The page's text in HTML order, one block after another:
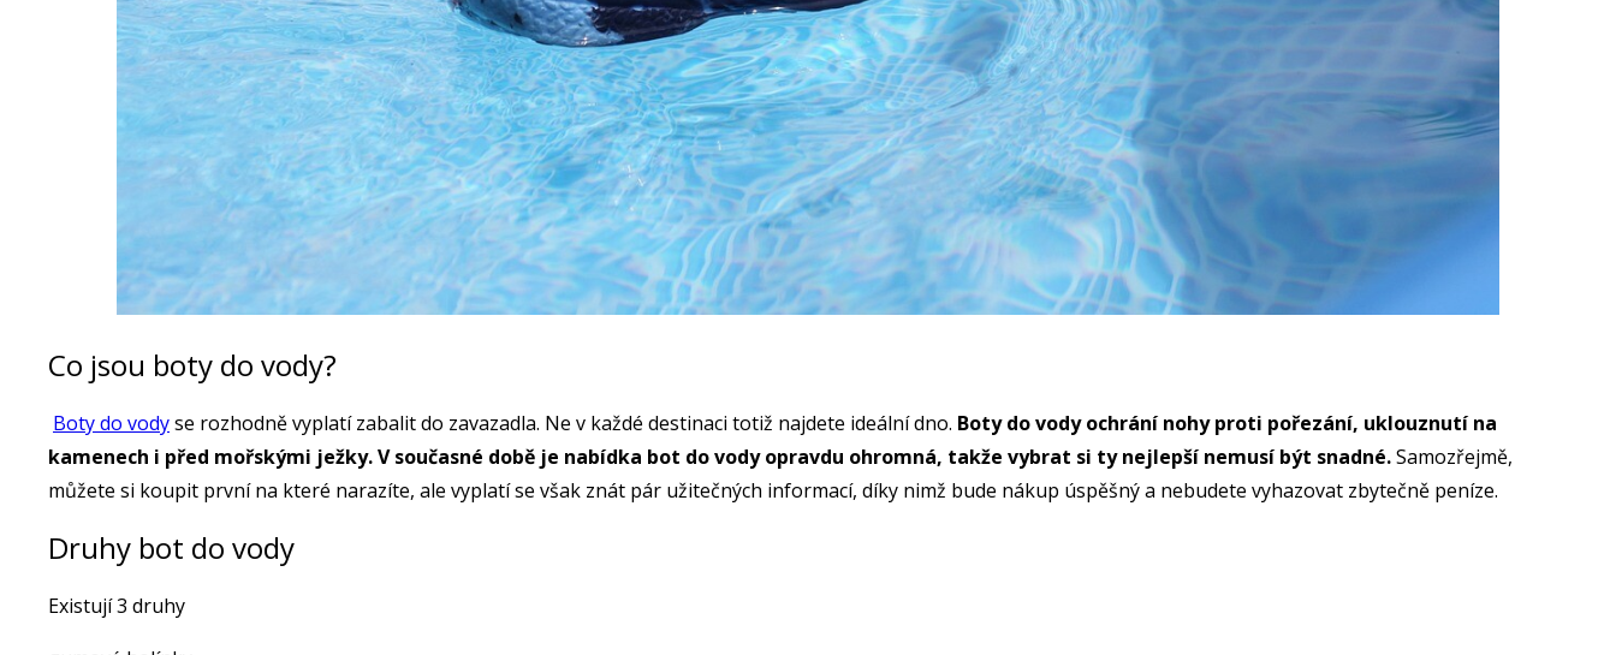
Co jsou boty do vody?
Boty do vodyse rozhodně vyplatí zabalit do zavazadla. Ne v každé destinaci totiž najdete ideální dno. Boty do vody ochrání nohy proti pořezání, uklouznutí na
kamenech i před mořskými ježky. V současné době je nabídka bot do vody opravdu ohromná, takže vybrat si ty nejlepší nemusí být snadné.Samozřejmě,
můžete si koupit první na které narazíte, ale vyplatí se však znát pár užitečných informací, díky nimž bude nákup úspěšný a nebudete vyhazovat zbytečně peníze.
Druhy bot do vody
Existují 3 druhy